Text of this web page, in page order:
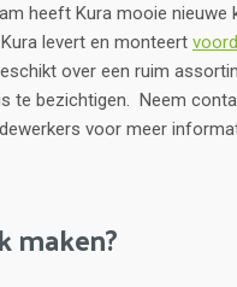
heeft Kura mooie nieuwe
levert en monteert
over een ruim
te bezichtigen. Neem
voor meer
maken?